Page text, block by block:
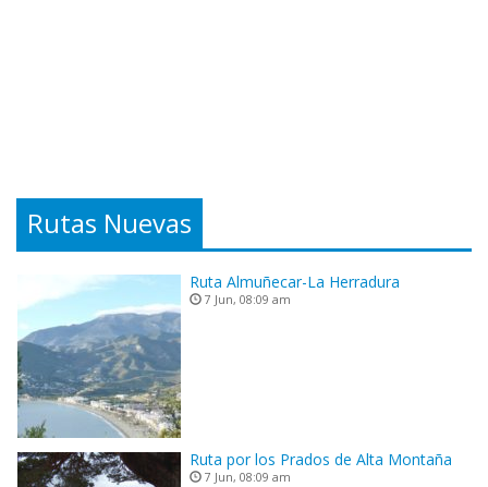
Rutas Nuevas
Ruta Almuñecar-La Herradura
7 Jun, 08:09 am
Ruta por los Prados de Alta Montaña
7 Jun, 08:09 am